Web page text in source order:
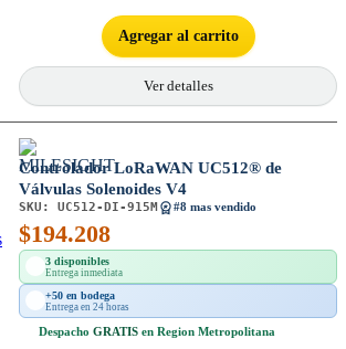
Agregar al carrito
Ver detalles
Controlador LoRaWAN UC512® de
Válvulas Solenoides V4
SKU: UC512-DI-915M #8 mas vendido
$194.208
3 disponibles
Entrega inmediata
+50 en bodega
Entrega en 24 horas
Despacho GRATIS en Region Metropolitana